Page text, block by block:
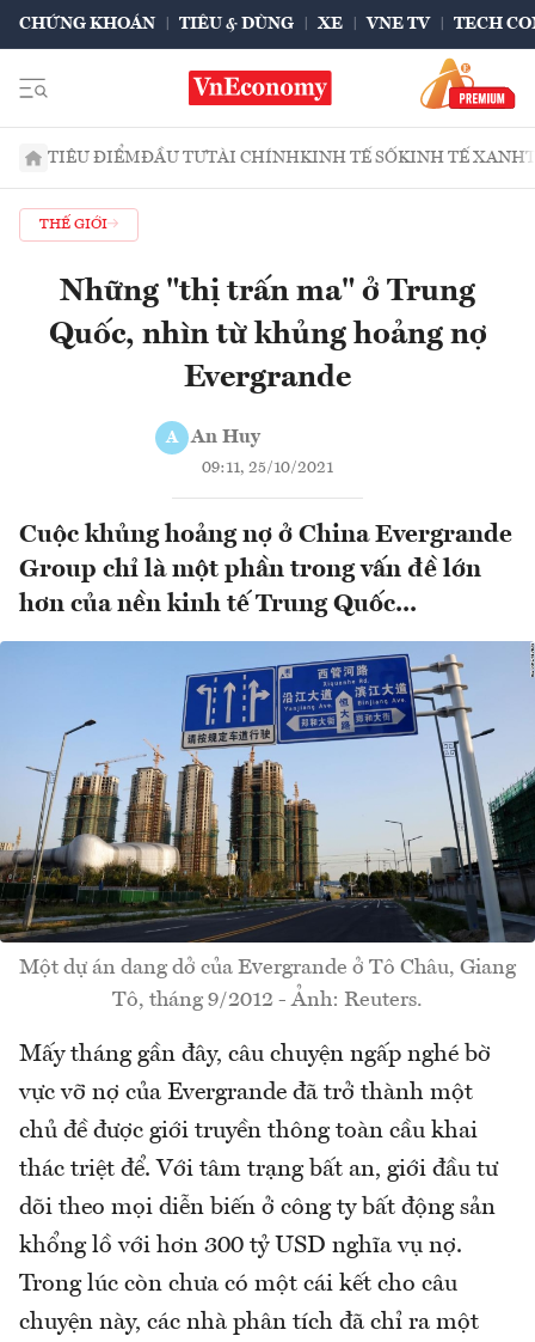
CHỨNG KHOÁN TIÊU & DÙNG XE VNE TV TECH
TIÊU ĐIỂMĐẦU TƯTÀI CHÍNHKINH TẾ SỐKINH TẾ XANH
THẾ GIỚI
Những "thị trấn ma" ở Trung
Quốc, nhìn từ khủng hoảng nợ
Evergrande
A An Huy
09:11, 25/10/2021
Cuộc khủng hoảng nợ ở China Evergrande
Group chỉ là một phần trong vấn đề lớn
hơn của nền kinh tế Trung Quốc...
Một dự án dang dở của Evergrande ở Tô Châu, Giang
Tô, tháng 9/2012 - Ảnh: Reuters.
Mấy tháng gần đây, câu chuyện ngấp nghé bờ
vực vỡ nợ của Evergrande đã trở thành một
chủ đề được giới truyền thông toàn cầu khai
thác triệt để. Với tâm trạng bất an, giới đầu tư
dõi theo mọi diễn biến ở công ty bất động sản
khổng lồ với hơn 300 tỷ USD nghĩa vụ nợ.
Trong lúc còn chưa có một cái kết cho câu
chuyện này, các nhà phân tích đã chỉ ra một